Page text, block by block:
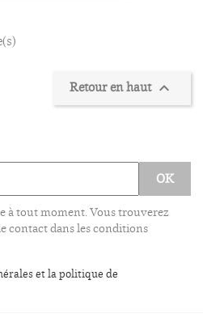
Retour en haut 
à tout moment. Vous trouverez
contact dans les conditions
et la politique de